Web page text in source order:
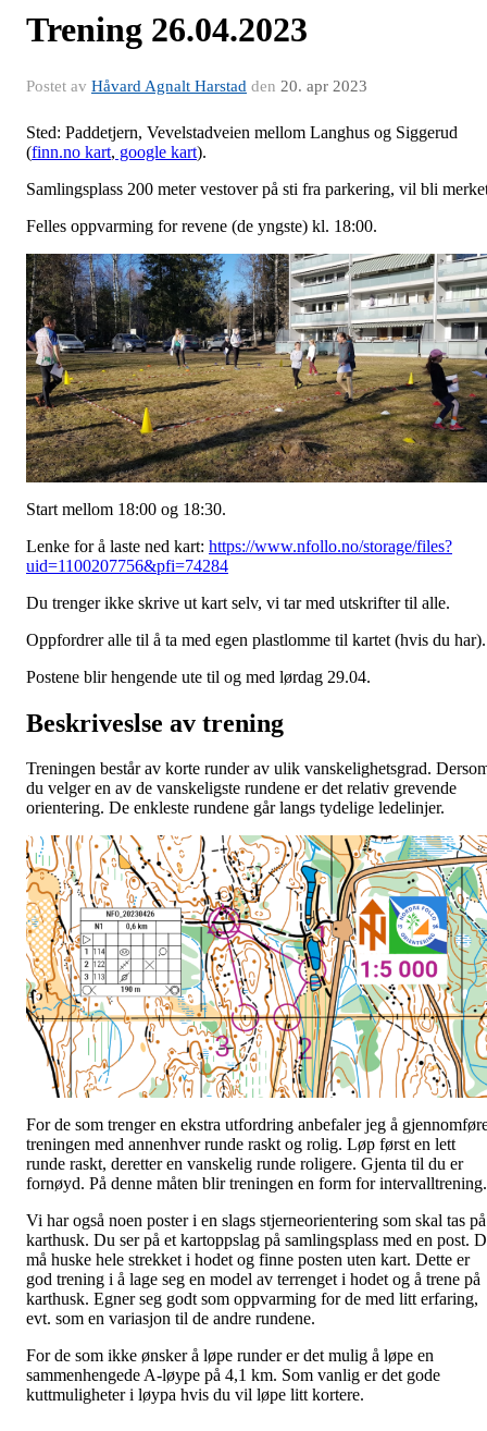
Trening 26.04.2023
Postet av Håvard Agnalt Harstad den 20. apr 2023
Sted: Paddetjern, Vevelstadveien mellom Langhus og Siggerud
(finn.no kart, google kart).
Samlingsplass 200 meter vestover på sti fra parkering, vil bli
Felles oppvarming for revene (de yngste) kl. 18:00.
Start mellom 18:00 og 18:30.
Lenke for å laste ned kart: https://www.nfollo.no/storage/files?
uid=1100207756&pfi=74284
Du trenger ikke skrive ut kart selv, vi tar med utskrifter til alle.
Oppfordrer alle til å ta med egen plastlomme til kartet (hvis du har).
Postene blir hengende ute til og med lørdag 29.04.
Beskriveslse av trening
Treningen består av korte runder av ulik vanskelighetsgrad.
du velger en av de vanskeligste rundene er det relativ grevende
orientering. De enkleste rundene går langs tydelige ledelinjer.
For de som trenger en ekstra utfordring anbefaler jeg å
treningen med annenhver runde raskt og rolig. Løp først en lett
runde raskt, deretter en vanskelig runde roligere. Gjenta til du er
fornøyd. På denne måten blir treningen en form for intervalltrening.
Vi har også noen poster i en slags stjerneorientering som skal tas på
karthusk. Du ser på et kartoppslag på samlingsplass med en post.
må huske hele strekket i hodet og finne posten uten kart. Dette er
god trening i å lage seg en model av terrenget i hodet og å trene på
karthusk. Egner seg godt som oppvarming for de med litt erfaring,
evt. som en variasjon til de andre rundene.
For de som ikke ønsker å løpe runder er det mulig å løpe en
sammenhengede A-løype på 4,1 km. Som vanlig er det gode
kuttmuligheter i løypa hvis du vil løpe litt kortere.